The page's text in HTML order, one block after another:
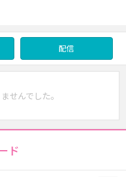
配信
せんでした。
ド